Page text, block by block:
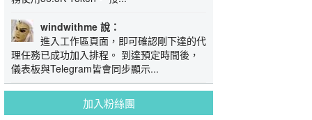
windwithme 說：
進入工作區頁面，即可確認剛下達的代
理任務已成功加入排程。 到達預定時間後，
儀表板與Telegram皆會同步顯示...
加入粉絲團